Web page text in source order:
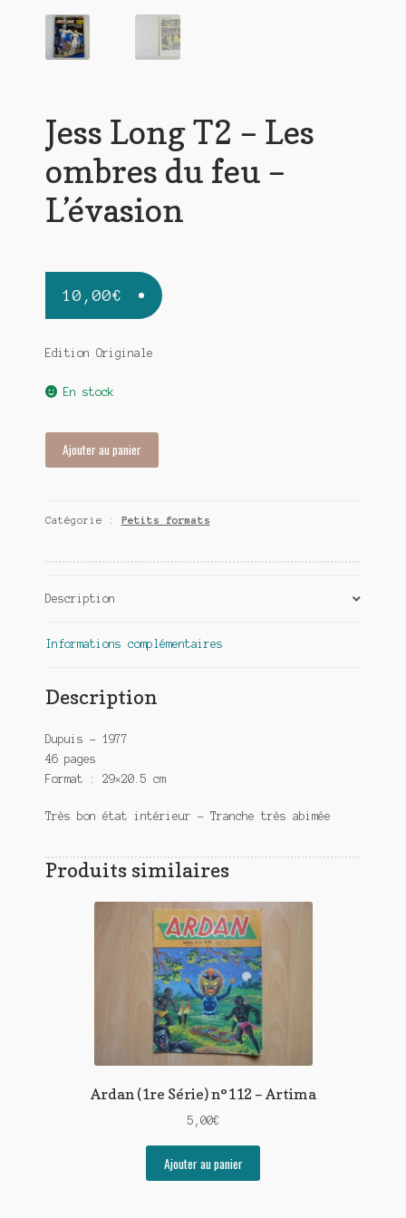
Jess Long T2 – Les
ombres du feu –
L’évasion
10,00€
Edition Originale
En stock
T2
Les
du
-
Ajouter au panier
Catégorie : Petits formats
Description
Informations complémentaires
Description
Dupuis – 1977
46 pages
Format : 29×20.5 cm
Très bon état intérieur – Tranche très abimée
Produits similaires
Ardan (1re Série) n°112 – Artima
5,00€
Ajouter au panier